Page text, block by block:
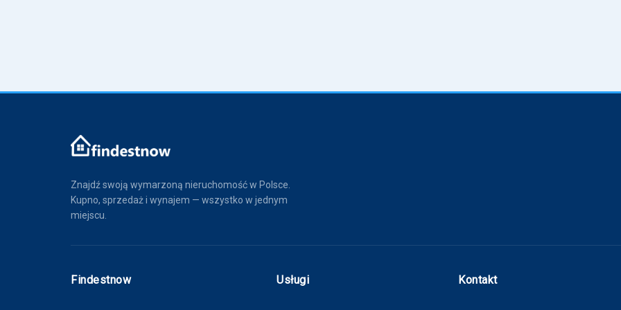
Znajdź swoją wymarzoną nieruchomość w Polsce.
Kupno, sprzedaż i wynajem — wszystko w jednym
miejscu.
Findestnow Usługi Kontakt